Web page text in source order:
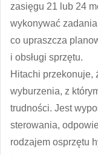
zasięgu 21 lub 24
wykonywać
co upraszcza
i obsługi sprzętu.
Hitachi przekonuje,
wyburzenia, z
trudności. Jest
sterowania,
rodzajem osprzętu